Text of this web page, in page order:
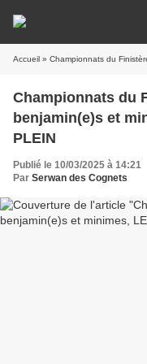
Accueil » Championnats du Finistère
Championnats du
benjamin(e)s et
PLEIN
Publié le 10/03/2025 à 14:21
Par Serwan des Cognets